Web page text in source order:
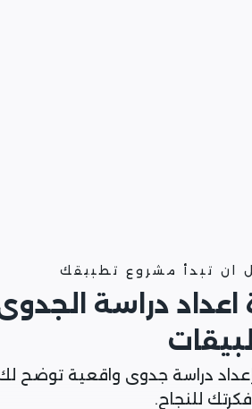
ان تبدأ مشروع تطبيقك
اعداد دراسة
دراسة جدوى واقعية توضح لك
للنجاح.